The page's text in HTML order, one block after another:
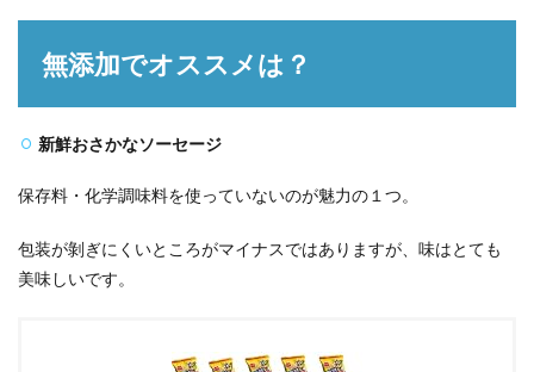
無添加でオススメは？
新鮮おさかなソーセージ
保存料・化学調味料を使っていないのが魅力の１つ。
包装が剝ぎにくいところがマイナスではありますが、味はとても
美味しいです。